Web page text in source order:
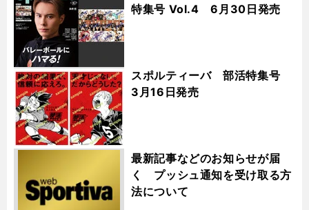
特集号 Vol.4 6月30日発売
スポルティーバ 部活特集号
3月16日発売
最新記事などのお知らせが届
く プッシュ通知を受け取る方
法について